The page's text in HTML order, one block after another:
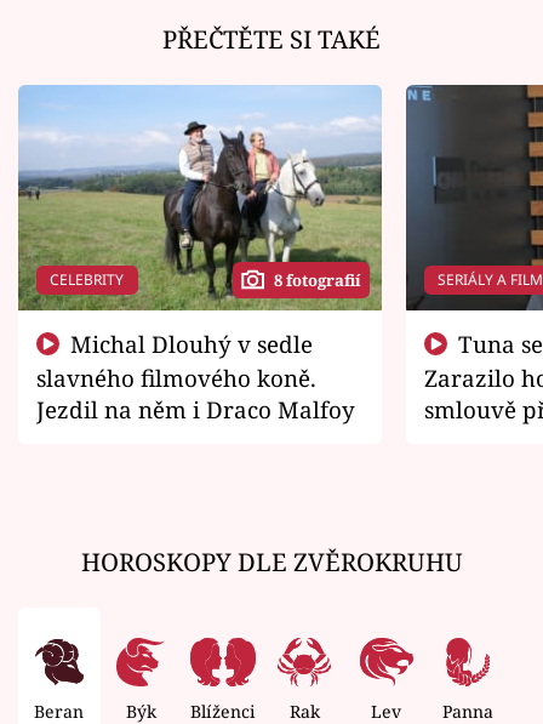
PŘEČTĚTE SI TAKÉ
CELEBRITY 8 fotografií
slavného filmového koně.
Jezdil na něm i Draco Malfoy
SERIÁLY A
Zarazilo
smlouvě
HOROSKOPY DLE ZVĚROKRUHU
Beran Býk Blíženci Rak Lev Panna